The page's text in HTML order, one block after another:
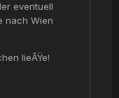
eventuell
nach Wien
lieÃŸe!